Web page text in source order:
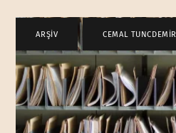
ARŞİV CEMAL TUNCDEMİR